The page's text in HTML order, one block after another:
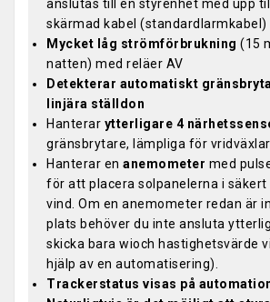
anslutas till en styrenhet med upp
skärmad kabel (standardlarmkabel)
Mycket låg strömförbrukning (15
natten) med reläer AV
Detekterar automatiskt
linjära ställdon
Hanterar ytterligare 4
gränsbrytare, lämpliga för vridväxlar.
Hanterar en anemometer med
för att placera solpanelerna i säkert
vind. Om en anemometer redan är
plats behöver du inte ansluta
skicka bara wioch hastighetsvärde
hjälp av en automatisering).
Trackerstatus visas på